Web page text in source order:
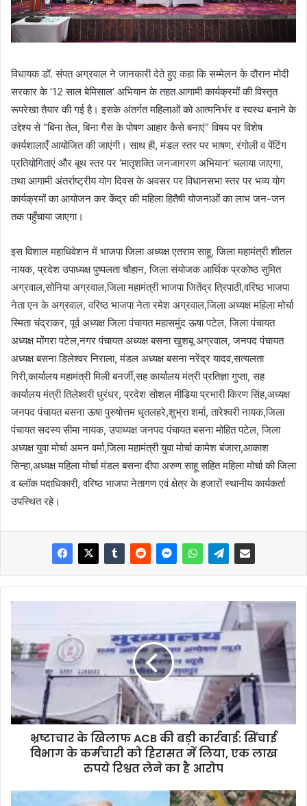
विधायक डॉ. संपत अग्रवाल ने जानकारी देते हुए कहा कि सम्मेलन के दौरान मोदी
सरकार के ’12 साल बेमिसाल’ अभियान के तहत आगामी कार्यक्रमों की विस्तृत
रूपरेखा तैयार की गई है। इसके अंतर्गत महिलाओं को आत्मनिर्भर व स्वस्थ बनाने के
उद्देश्य से “बिना तेल, बिना गैस के पोषण आहार कैसे बनाएं” विषय पर विशेष
कार्यशालाएँ आयोजित की जाएंगी। साथ ही, मंडल स्तर पर भाषण, रंगोली व पेंटिंग
प्रतियोगिताएं और बूथ स्तर पर ‘मातृशक्ति जनजागरण अभियान’ चलाया जाएगा,
तथा आगामी अंतर्राष्ट्रीय योग दिवस के अवसर पर विधानसभा स्तर पर भव्य योग
कार्यक्रमों का आयोजन कर केंद्र की महिला हितैषी योजनाओं का लाभ जन-जन
तक पहुँचाया जाएगा।
इस विशाल महाधिवेशन में भाजपा जिला अध्यक्ष एतराम साहू, जिला महामंत्री शीतल
नायक, प्रदेश उपाध्यक्ष पुष्पलता चौहान, जिला संयोजक आर्थिक प्रकोष्ठ सुमित
अग्रवाल,सोनिया अग्रवाल,जिला महामंत्री भाजपा जितेंद्र त्रिपाठी,वरिष्ठ भाजपा
नेता एन के अग्रवाल, वरिष्ठ भाजपा नेता रमेश अग्रवाल,जिला अध्यक्ष महिला मोर्चा
स्मिता चंद्राकर, पूर्व अध्यक्ष जिला पंचायत महासमुंद ऊषा पटेल, जिला पंचायत
अध्यक्ष मोंगरा पटेल,नगर पंचायत अध्यक्ष बसना खुशबू अग्रवाल, जनपद पंचायत
अध्यक्ष बसना डिलेश्वर निराला, मंडल अध्यक्ष बसना नरेंद्र यादव,सत्यलता
गिरी,कार्यालय महामंत्री मिली बनर्जी,सह कार्यालय मंत्री प्रतिज्ञा गुप्ता, सह
कार्यालय मंत्री तिलेश्वरी धुरंधर, प्रदेश सोशल मीडिया प्रभारी किरण सिंह,अध्यक्ष
जनपद पंचायत बसना ऊषा पुरुषोत्तम धृतलहरे,शुभ्रा शर्मा, तारेश्वरी नायक,जिला
पंचायत सदस्य सीमा नायक, उपाध्यक्ष जनपद पंचायत बसना मोहित पटेल, जिला
अध्यक्ष युवा मोर्चा अमन वर्मा,जिला महामंत्री युवा मोर्चा कामेश बंजारा,आकाश
सिन्हा,अध्यक्ष महिला मोर्चा मंडल बसना दीपा अरुण साहू सहित महिला मोर्चा की जिला
व ब्लॉक पदाधिकारी, वरिष्ठ भाजपा नेतागण एवं क्षेत्र के हजारों स्थानीय कार्यकर्ता
उपस्थित रहे।
भ्रष्टाचार के खिलाफ ACB की बड़ी कार्रवाई: सिंचाई
विभाग के कर्मचारी को हिरासत में लिया, एक लाख
रुपये रिश्वत लेने का है आरोप